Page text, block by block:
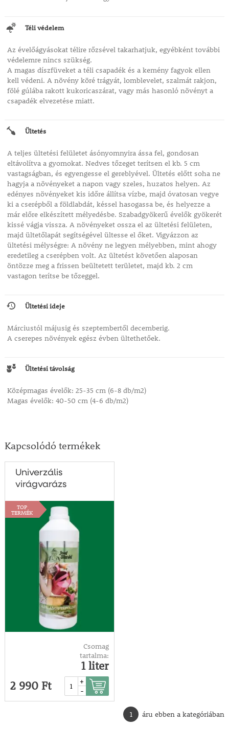
Téli védelem
Az évelőágyásokat télire rőzsével takarhatjuk, egyébként további
védelemre nincs szükség.
A magas díszfüveket a téli csapadék és a kemény fagyok ellen
kell védeni. A növény köré trágyát, lomblevelet, szalmát rakjon,
fölé gúlába rakott kukoricaszárat, vagy más hasonló növényt a
csapadék elvezetése miatt.
Ültetés
A teljes ültetési felületet ásónyomnyira ássa fel, gondosan
eltávolítva a gyomokat. Nedves tőzeget terítsen el kb. 5 cm
vastagságban, és egyengesse el gereblyével. Ültetés előtt soha ne
hagyja a növényeket a napon vagy szeles, huzatos helyen. Az
edényes növényeket kis időre állítsa vízbe, majd óvatosan vegye
ki a cserépből a földlabdát, késsel hasogassa be, és helyezze a
már előre elkészített mélyedésbe. Szabadgyökerű évelők gyökerét
kissé vágja vissza. A növényeket ossza el az ültetési felületen,
majd ültetőlapát segítségével ültesse el őket. Vigyázzon az
ültetési mélységre: A növény ne legyen mélyebben, mint ahogy
eredetileg a cserépben volt. Az ültetést követően alaposan
öntözze meg a frissen beültetett területet, majd kb. 2 cm
vastagon terítse be tőzeggel.
Ültetési ideje
Márciustól májusig és szeptembertől decemberig.
A cserepes növények egész évben ültethetőek.
Ültetési távolság
Középmagas évelők: 25-35 cm (6-8 db/m2)
Magas évelők: 40-50 cm (4-6 db/m2)
Kapcsolódó termékek
Univerzális
virágvarázs
TOP
TERMÉK
Csomag
tartalma:
1 liter
2 990 Ft
+
-
1 áru ebben a kategóriában